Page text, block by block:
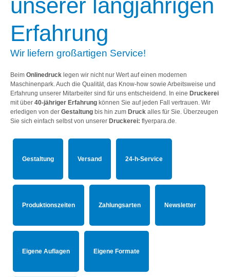
unserer langjährigen
Erfahrung
Wir liefern großartigen Service!
Beim Onlinedruck legen wir nicht nur Wert auf einen modernen
Maschinenpark. Auch die Qualität, das Know-how sowie Arbeitsweise und
Erfahrung unserer Mitarbeiter sind für uns entscheidend. In eine Druckerei
mit über 40-jähriger Erfahrung können Sie auf jeden Fall vertrauen. Wir
erledigen von der Gestaltung bis hin zum Druck alles für Sie. Überzeugen
Sie sich einfach selbst von unserer Druckerei: flyerpara.de.
Gestaltung Versand 24-h-Service
Produktionszeiten Zahlungsarten Newsletter
Eigene Auflagen Eigene Formate